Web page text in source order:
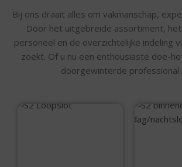
Bij ons draait alles om vakmanschap,
Door het uitgebreide assortiment,
personeel en de overzichtelijke indeling
zoekt. Of u nu een enthousiaste doe-
doorgewinterde professional